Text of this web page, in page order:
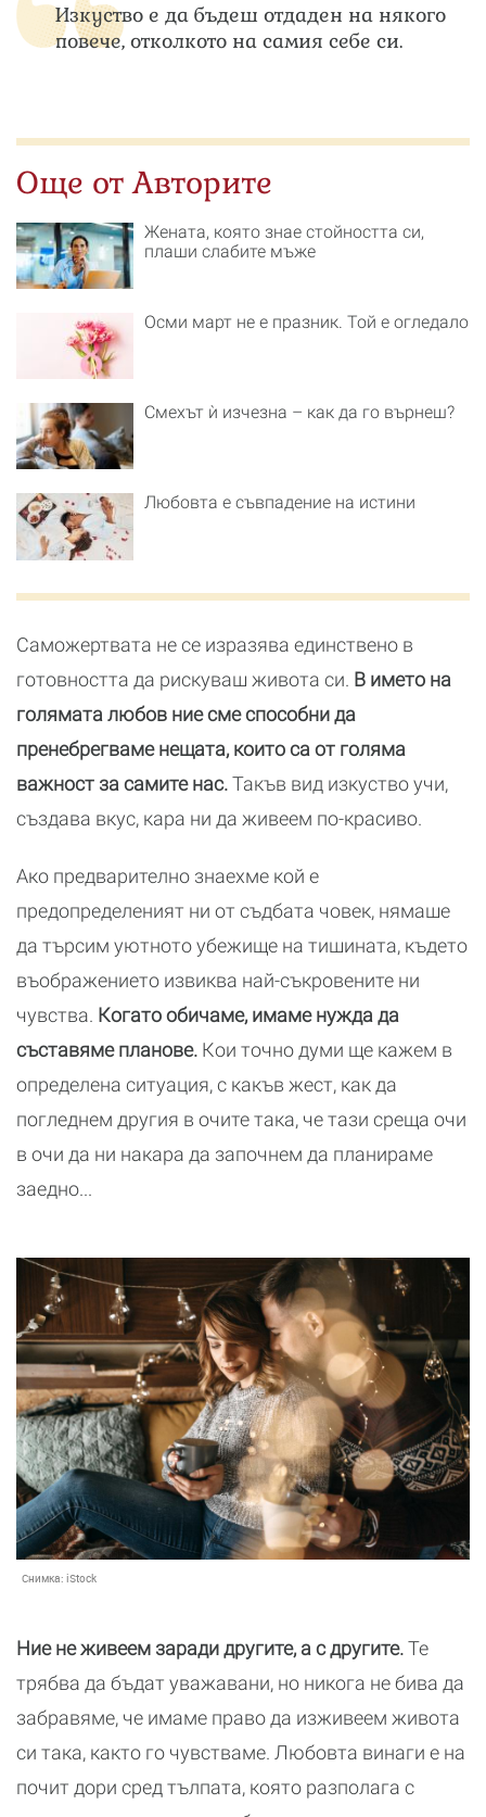
Изкуство е да бъдеш отдаден на някого
повече, отколкото на самия себе си.
Още от Авторите
Жената, която знае стойността си,
плаши слабите мъже
Осми март не е празник. Той е огледало
Смехът ѝ изчезна – как да го върнеш?
Любовта е съвпадение на истини
Саможертвата не се изразява единствено в
готовността да рискуваш живота си. В името на
голямата любов ние сме способни да
пренебрегваме нещата, които са от голяма
важност за самите нас.Такъв вид изкуство учи,
създава вкус, кара ни да живеем по-красиво.
Ако предварително знаехме кой е
предопределеният ни от съдбата човек, нямаше
да търсим уютното убежище на тишината, където
въображението извиква най-съкровените ни
чувства. Когато обичаме, имаме нужда да
съставяме планове. Кои точно думи ще кажем в
определена ситуация, с какъв жест, как да
погледнем другия в очите така, че тази среща очи
в очи да ни накара да започнем да планираме
заедно...
Снимка: iStock
Ние не живеем заради другите, а с другите.Те
трябва да бъдат уважавани, но никога не бива да
забравяме, че имаме право да изживеем живота
си така, както го чувстваме. Любовта винаги е на
почит дори сред тълпата, която разполага с